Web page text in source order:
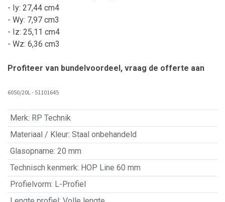
- Iy: 27,44 cm4
- Wy: 7,97 cm3
- Iz: 25,11 cm4
- Wz: 6,36 cm3
Profiteer van bundelvoordeel, vraag de offerte aan
6050/20L - 51101645
Merk: RP Technik
Materiaal / Kleur: Staal onbehandeld
Glasopname: 20 mm
Technisch kenmerk: HOP Line 60 mm
Profielvorm: L-Profiel